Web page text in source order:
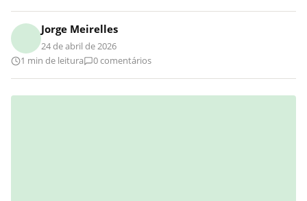
Jorge Meirelles
24 de abril de 2026
1 min de leitura
0 comentários